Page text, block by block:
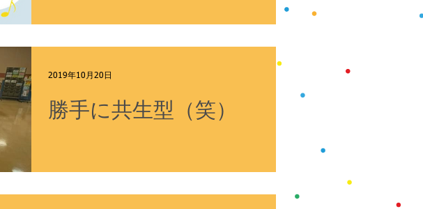
法人化記念の１日
勝手に共生型（笑）
2019年10月20日